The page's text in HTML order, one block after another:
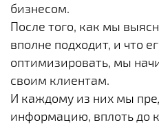
бизнесом.
После того, как мы
вполне подходит, и что
оптимизировать, мы
своим клиентам.
И каждому из них мы
информацию, вплоть до